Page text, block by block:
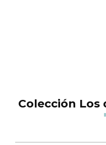
Colección Los